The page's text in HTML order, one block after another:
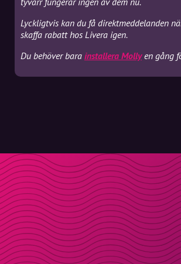
Lyckligtvis kan du få direktmeddelanden
skaffa rabatt hos Livera igen.
Du behöver bara installera Mollyen gång